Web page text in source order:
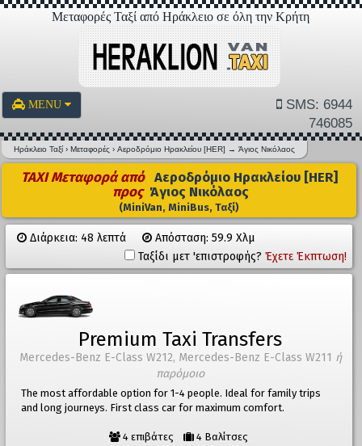
Μεταφορές Ταξί από Ηράκλειο σε όλη την Κρήτη
MENU
SMS: 6944
746085
Ηράκλειο Ταξί ›Μεταφορές ›Αεροδρόμιο Ηρακλείου [HER] →Άγιος Νικόλαος
TAXI Μεταφορά από Αεροδρόμιο Ηρακλείου [HER]
προςΆγιος Νικόλαος
(MiniVan, MiniBus, Ταξί)
Διάρκεια: 48 λεπτά
Απόσταση: 59.9 Χλμ
Ταξίδι μετ 'επιστροφής?Έχετε Έκπτωση!
Premium Taxi Transfers
Mercedes-Benz E-Class W212, Mercedes-Benz E-Class W211 ή
παρόμοιο
The most affordable option for 1-4 people. Ideal for family trips
and long journeys. First class car for maximum comfort.
4 επιβάτες 4 Βαλίτσες